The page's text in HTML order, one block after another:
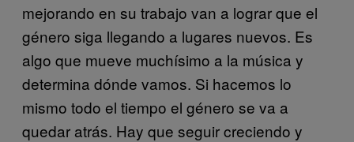
mejorando en su trabajo van a lograr que el
género siga llegando a lugares nuevos. Es
algo que mueve muchísimo a la música y
determina dónde vamos. Si hacemos lo
mismo todo el tiempo el género se va a
quedar atrás. Hay que seguir creciendo y